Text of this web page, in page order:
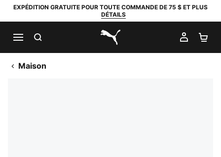
EXPÉDITION GRATUITE POUR TOUTE COMMANDE DE 75 $ ET PLUS
DÉTAILS
PUMA.com
MON
Maison